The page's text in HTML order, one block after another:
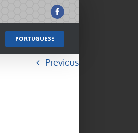
Facebook
PORTUGUESE
Previous